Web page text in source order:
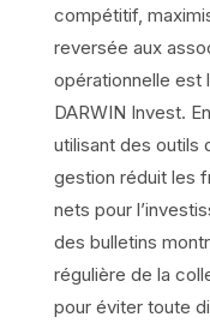
compétitif,
reversée aux
opérationnelle est
DARWIN Invest.
utilisant des outils
gestion réduit les
nets pour
des bulletins
régulière de la
pour éviter toute